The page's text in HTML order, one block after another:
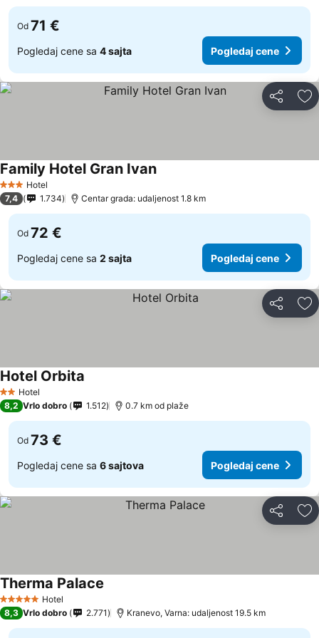
Od 71 €
Pogledaj cene sa 4 sajta Pogledaj cene
Deli
3 Zvezdice
Hotel
Family Hotel Gran Ivan
7,4 1.734 Centar grada: udaljenost 1.8 km
Od 72 €
Pogledaj cene sa 2 sajta Pogledaj cene
Deli
2 Zvezdice
Hotel
Hotel Orbita
8,2 Vrlo dobro 1.512 0.7 km od plaže
Od 73 €
Pogledaj cene sa 6 sajtova Pogledaj cene
Deli
5 ZvezdiceHotel
Therma Palace
8,3 Vrlo dobro 2.771 Kranevo, Varna: udaljenost 19.5 km